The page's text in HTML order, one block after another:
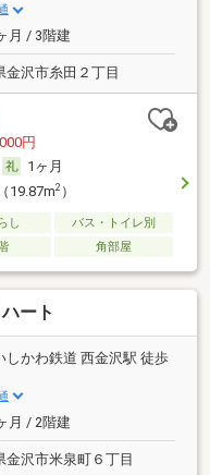
月 / 3階建
金沢市糸田２丁目
円
1ヶ月
19.87m2）
し
バス・トイレ別
角部屋
ート
しかわ鉄道 西金沢駅 徒歩
月 / 2階建
金沢市米泉町６丁目